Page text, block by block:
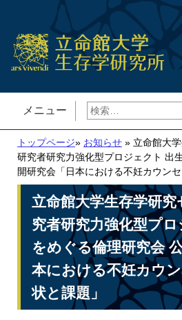
メニュー
検
索:
トップページ» お知らせ » 立命館大
研究者研究力強化型プロジェクト 出
開研究会「日本における不妊カウン
立命館大学生存学研
究者研究力強化型プ
をめぐる倫理研究会
本における不妊カウ
状と課題」